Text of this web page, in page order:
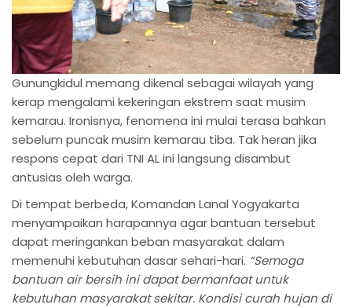
Gunungkidul memang dikenal sebagai wilayah yang
kerap mengalami kekeringan ekstrem saat musim
kemarau. Ironisnya, fenomena ini mulai terasa bahkan
sebelum puncak musim kemarau tiba. Tak heran jika
respons cepat dari TNI AL ini langsung disambut
antusias oleh warga.
Di tempat berbeda, Komandan Lanal Yogyakarta
menyampaikan harapannya agar bantuan tersebut
dapat meringankan beban masyarakat dalam
memenuhi kebutuhan dasar sehari-hari. “Semoga
bantuan air bersih ini dapat bermanfaat untuk
kebutuhan masyarakat sekitar. Kondisi curah hujan di